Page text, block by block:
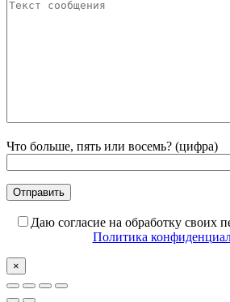
Что больше, пять или восемь? (цифра)
Даю согласие на обработку своих
Политика
×